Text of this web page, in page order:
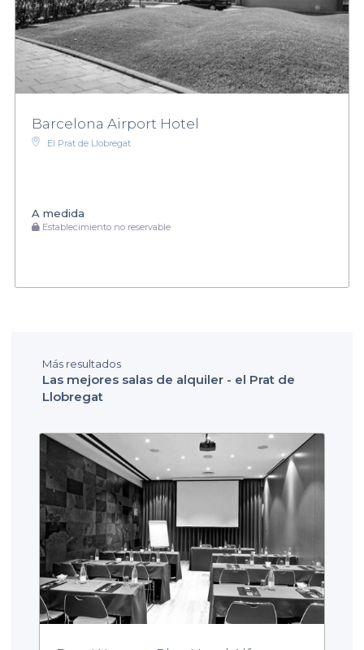
Barcelona Airport Hotel
El Prat de Llobregat
A medida
Establecimiento no reservable
Más resultados
Las mejores salas de alquiler - el Prat de
Llobregat